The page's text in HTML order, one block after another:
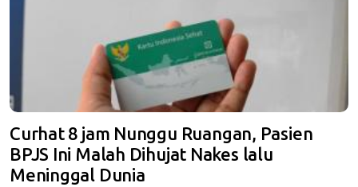
Curhat 8 jam Nunggu Ruangan, Pasien
BPJS Ini Malah Dihujat Nakes lalu
Meninggal Dunia